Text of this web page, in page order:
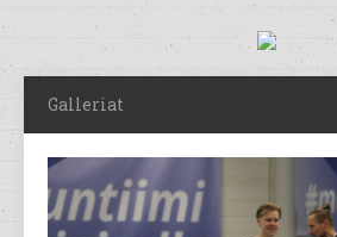
Galleriat